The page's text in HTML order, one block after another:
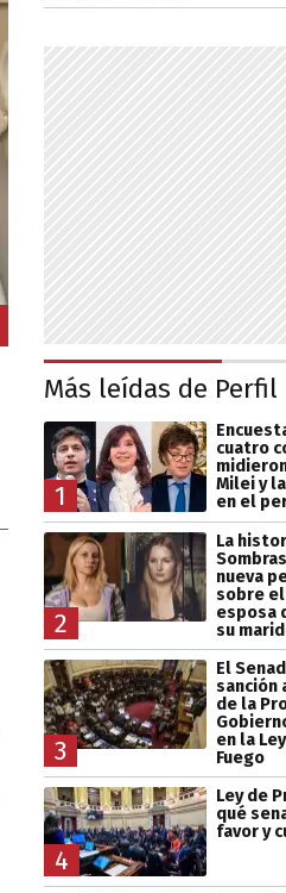
Más leídas de Perfil
1
cuatro
Milei y
en el
2
La
nueva
sobre el
esposa
su
3
El
sanción
de la
en la
Fuego
4
Ley de
qué
favor y